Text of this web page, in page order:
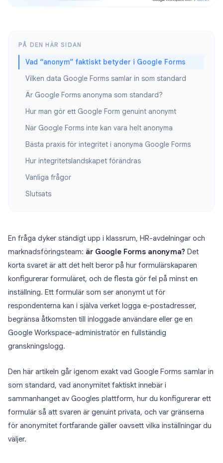
PÅ DEN HÄR SIDAN
Vad “anonym” faktiskt betyder i Google Forms
Vilken data Google Forms samlar in som standard
Är Google Forms anonyma som standard?
Hur man gör ett Google Form genuint anonymt
När Google Forms inte kan vara helt anonyma
Bästa praxis för integritet i anonyma Google Forms
Hur integritetslandskapet förändras
Vanliga frågor
Slutsats
En fråga dyker ständigt upp i klassrum, HR-avdelningar och
marknadsföringsteam: är Google Forms anonyma? Det
korta svaret är att det helt beror på hur formulärskaparen
konfigurerar formuläret, och de flesta gör fel på minst en
inställning. Ett formulär som ser anonymt ut för
respondenterna kan i själva verket logga e-postadresser,
begränsa åtkomsten till inloggade användare eller ge en
Google Workspace-administratör en fullständig
granskningslogg.
Den här artikeln går igenom exakt vad Google Forms samlar in
som standard, vad anonymitet faktiskt innebär i
sammanhanget av Googles plattform, hur du konfigurerar ett
formulär så att svaren är genuint privata, och var gränserna
för anonymitet fortfarande gäller oavsett vilka inställningar du
väljer.